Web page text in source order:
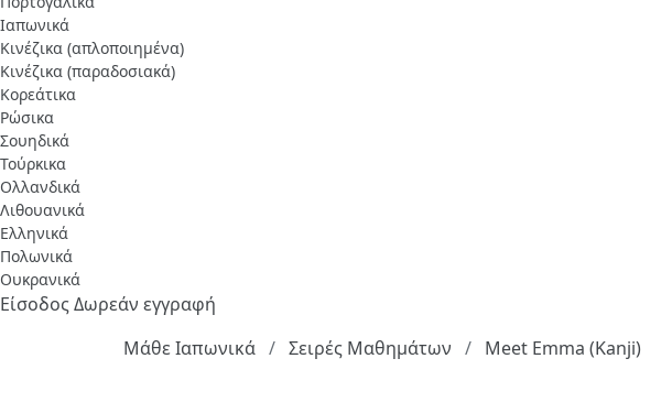
Ιαπωνικά
Κινέζικα (απλοποιημένα)
Κινέζικα (παραδοσιακά)
Κορεάτικα
Ρώσικα
Σουηδικά
Τούρκικα
Ολλανδικά
Λιθουανικά
Ελληνικά
Πολωνικά
Ουκρανικά
ΕίσοδοςΔωρεάν εγγραφή
Μάθε Ιαπωνικά
Σειρές Μαθημάτων Meet Emma (Kanji)